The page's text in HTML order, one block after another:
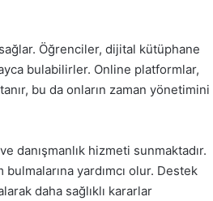
sağlar. Öğrenciler, dijital kütüphane
bulabilirler. Online platformlar,
bu da onların zaman yönetimini
danışmanlık hizmeti sunmaktadır.
yardımcı olur. Destek
daha sağlıklı kararlar